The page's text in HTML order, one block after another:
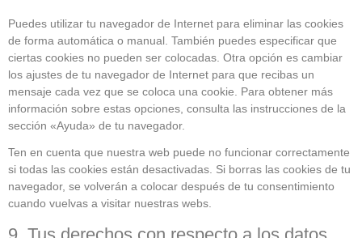
Puedes utilizar tu navegador de Internet para eliminar las cookies
de forma automática o manual. También puedes especificar que
ciertas cookies no pueden ser colocadas. Otra opción es cambiar
los ajustes de tu navegador de Internet para que recibas un
mensaje cada vez que se coloca una cookie. Para obtener más
información sobre estas opciones, consulta las instrucciones de la
sección «Ayuda» de tu navegador.
Ten en cuenta que nuestra web puede no funcionar correctamente
si todas las cookies están desactivadas. Si borras las cookies de tu
navegador, se volverán a colocar después de tu consentimiento
cuando vuelvas a visitar nuestras webs.